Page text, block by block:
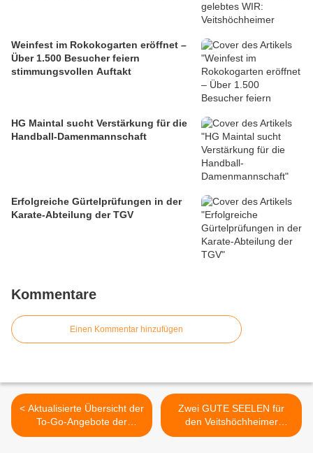
Weinfest im Rokokogarten eröffnet –
Über 1.500 Besucher feiern
stimmungsvollen Auftakt
HG Maintal sucht Verstärkung für die
Handball-Damenmannschaft
Erfolgreiche Gürtelprüfungen in der
Karate-Abteilung der TGV
Kommentare
Einen Kommentar hinzufügen
< Aktualisierte Übersicht der
To-Go-Angebote der
Veitshöchheimer
Zwei GUTE SEELEN für
den Veitshöchheimer
Karneval - Auszeichnung